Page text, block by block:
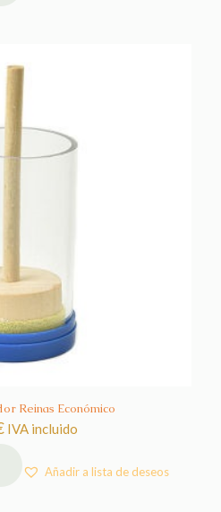
Reinas Económico
IVA incluido
Añadir a lista de deseos